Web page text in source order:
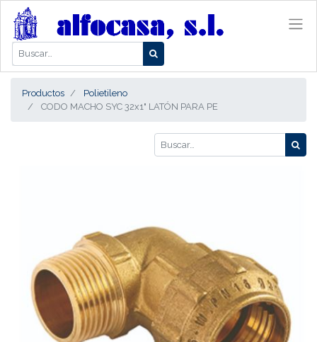
Productos
Polietileno
CODO MACHO SYC 32x1" LATÓN PARA PE